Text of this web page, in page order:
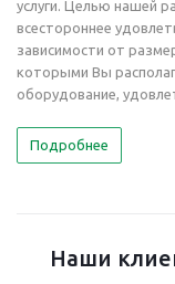
услуги. Целью нашей
всестороннее
зависимости от
которыми Вы
оборудование,
Подробнее
Наши